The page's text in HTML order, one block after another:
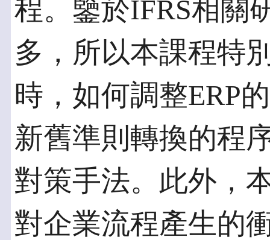
程。鑒於IFRS相關
多，所以本課程特
時，如何調整ERP
新舊準則轉換的程
對策手法。此外，
對企業流程產生的